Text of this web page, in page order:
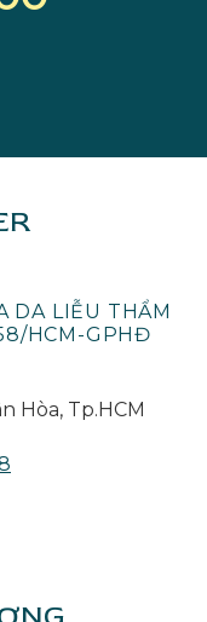
DA LIỄU THẨM
HCM-GPHĐ
Hòa, Tp.HCM